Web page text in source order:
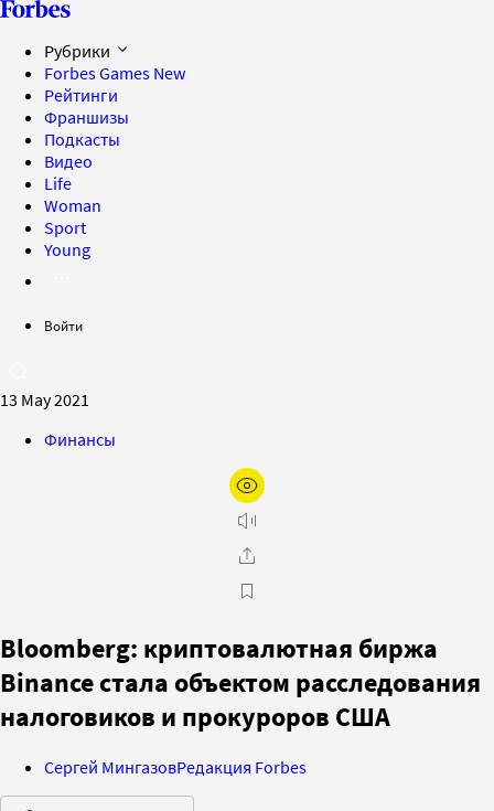
Рубрики
Forbes Games New
Рейтинги
Франшизы
Подкасты
Видео
Life
Woman
Sport
Young
Войти
13 May 2021
Финансы
Bloomberg: криптовалютная биржа
Binance стала объектом расследования
налоговиков и прокуроров США
Сергей МингазовРедакция Forbes